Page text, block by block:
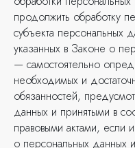
продолжить обработку
субъекта персональных
указанных в Законе о
— самостоятельно
необходимых и
обязанностей,
данных и принятыми в
правовыми актами,
о персональных данных